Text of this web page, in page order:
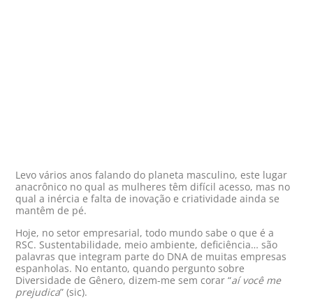
Levo vários anos falando do planeta masculino, este lugar
anacrônico no qual as mulheres têm difícil acesso, mas no
qual a inércia e falta de inovação e criatividade ainda se
mantêm de pé.
Hoje, no setor empresarial, todo mundo sabe o que é a
RSC. Sustentabilidade, meio ambiente, deficiência… são
palavras que integram parte do DNA de muitas empresas
espanholas. No entanto, quando pergunto sobre
Diversidade de Gênero, dizem-me sem corar “aí você me
prejudica” (sic).